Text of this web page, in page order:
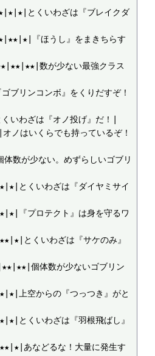
とくいわざは『ブレイクダ
『ほうし』をまきちらす
数が少ない最強クラス
リンコンボ』をくりだすぞ！
わざは『オノ投げ』だ！|
はいくらでも持っているぞ！
数が少ない。めずらしいゴブリ
とくいわざは『ダイヤミサイ
『プロテクト』は身を守るワ
とくいわざは『サケのみ』
個体数が少ないゴブリン
上空からの『つっつき』がと
とくいわざは『羽根飛ばし』
あなどるな！大量に発生す